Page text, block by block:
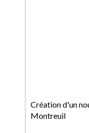
Création d'un
Montreuil